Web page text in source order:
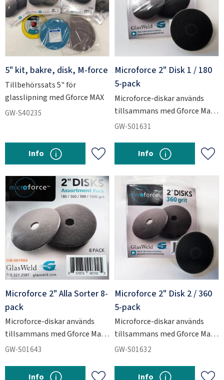
5" kit, bakre, disk, M-force
Tillbehörssats 5" för
glasslipning med Gforce MAX
GW-S40235
Add to favorites
Info
Microforce 2" Disk 1 / 180
5-pack
Microforce-diskar används
tillsammans med Gforce Max
för att slipa ner kraftiga
GW-S01631
Add
Info
Microforce 2" Alla Sorter 8-
pack
Microforce-diskar används
tillsammans med Gforce Max
för att slipa ner kraftiga
GW-S01643
Info
Microforce 2" Disk 2 / 360
5-pack
Microforce-diskar används
tillsammans med Gforce Max
för att slipa ner kraftiga
GW-S01632
Info